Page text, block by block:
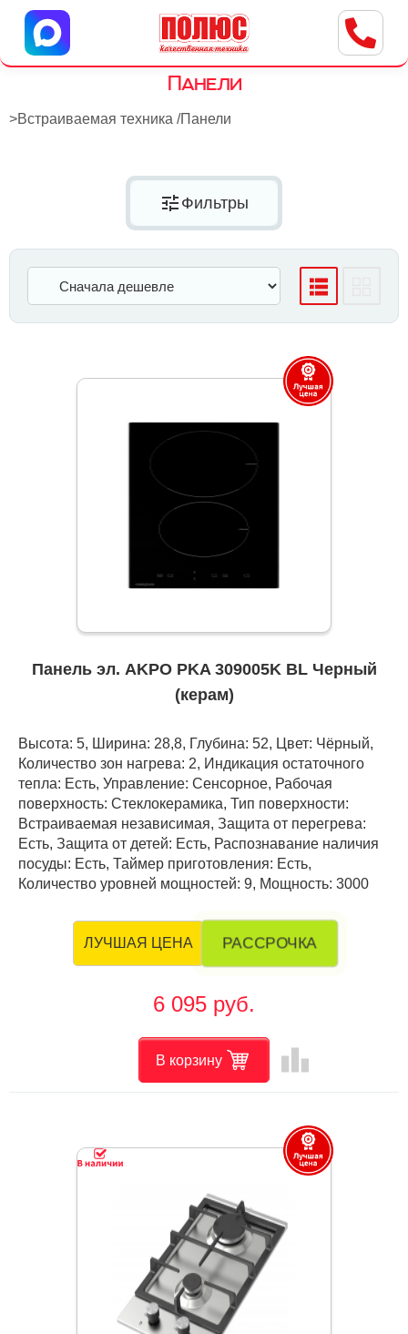
Центр бытовой техники
г. Ульяновск, ул. Пушкарева, 8a
Панели
>Встраиваемая техника /Панели
tune Фильтры
Панель эл. AKPO PKA 309005K BL Черный
(керам)
Высота: 5, Ширина: 28,8, Глубина: 52, Цвет: Чёрный,
Количество зон нагрева: 2, Индикация остаточного
тепла: Есть, Управление: Сенсорное, Рабочая
поверхность: Стеклокерамика, Тип поверхности:
Встраиваемая независимая, Защита от перегрева:
Есть, Защита от детей: Есть, Распознавание наличия
посуды: Есть, Таймер приготовления: Есть,
Количество уровней мощностей: 9, Мощность: 3000
ЛУЧШАЯ ЦЕНА РАССРОЧКА
6 095 руб.
В корзину leaderboard